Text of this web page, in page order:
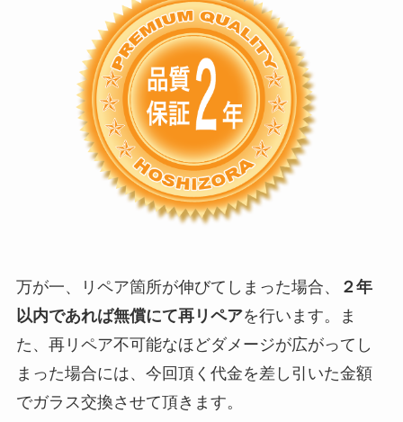
万が一、リペア箇所が伸びてしまった場合、
２年
以内であれば無償にて再リペアを行います。ま
た、再リペア不可能なほどダメージが広がってし
まった場合には、今回頂く代金を差し引いた金額
でガラス交換させて頂きます。